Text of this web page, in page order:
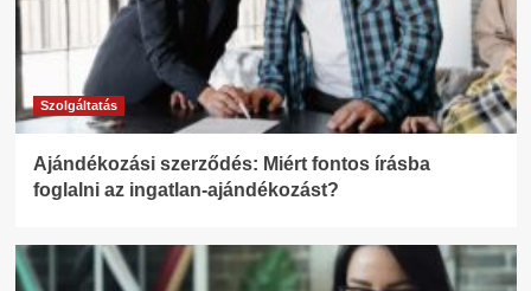
Szolgáltatás
Ajándékozási szerződés: Miért fontos írásba
foglalni az ingatlan-ajándékozást?